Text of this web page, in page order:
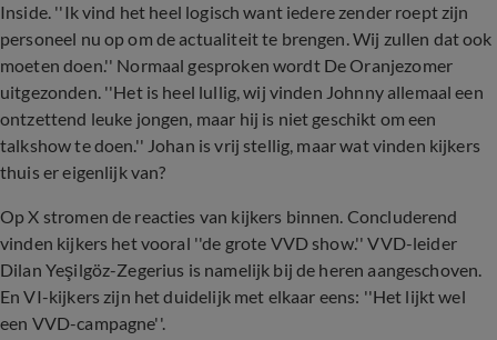
Inside. ''Ik vind het heel logisch want iedere zender roept zijn
personeel nu op om de actualiteit te brengen. Wij zullen dat ook
moeten doen.'' Normaal gesproken wordt De Oranjezomer
uitgezonden. ''Het is heel lullig, wij vinden Johnny allemaal een
ontzettend leuke jongen, maar hij is niet geschikt om een
talkshow te doen.'' Johan is vrij stellig, maar wat vinden kijkers
thuis er eigenlijk van?
Op X stromen de reacties van kijkers binnen. Concluderend
vinden kijkers het vooral ''de grote VVD show.'' VVD-leider
Dilan Yeşilgöz-Zegerius is namelijk bij de heren aangeschoven.
En VI-kijkers zijn het duidelijk met elkaar eens: ''Het lijkt wel
een VVD-campagne''.